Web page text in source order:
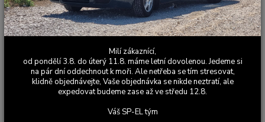
Úvod Barevné bezpečnostní pásy Škoda Felicia
Bezpečnostní pásy -
sada 5 ks - Felicia Color Line - oranžová
Bezpečnostní pásy - sada 5 ks -
Felicia Color Line - oranžová
Milí zákaznící,
od pondělí 3.8. do úterý 11.8. máme letní dovolenou. Jedeme si
na pár dní oddechnout k moři. Ale netřeba se tím stresovat,
klidně objednávejte, Vaše objednávka se nikde neztratí, ale
expedovat budeme zase až ve středu 12.8.
Váš SP-EL tým